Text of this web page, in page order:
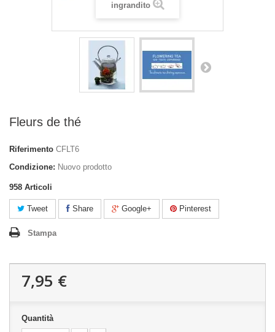
ingrandito
Fleurs de thé
Riferimento CFLT6
Condizione: Nuovo prodotto
958 Articoli
Tweet Share Google+ Pinterest
Stampa
7,95 €
Quantità